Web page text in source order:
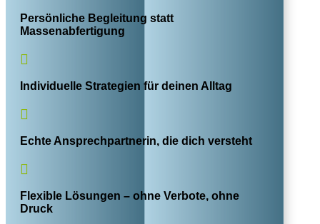
Persönliche Begleitung statt
Massenabfertigung

Individuelle Strategien für deinen Alltag

Echte Ansprechpartnerin, die dich versteht

Flexible Lösungen – ohne Verbote, ohne
Druck